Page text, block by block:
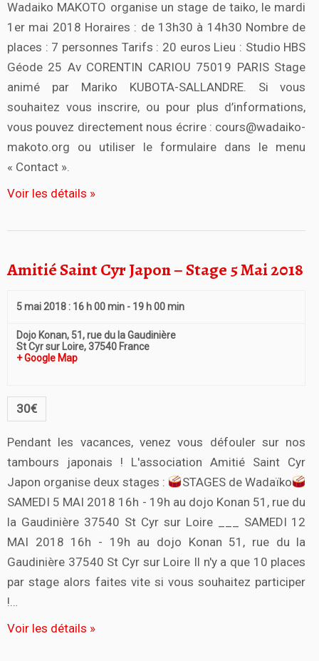
Wadaiko MAKOTO organise un stage de taiko, le mardi
1er mai 2018 Horaires : de 13h30 à 14h30 Nombre de
places : 7 personnes Tarifs : 20 euros Lieu : Studio HBS
Géode 25 Av CORENTIN CARIOU 75019 PARIS Stage
animé par Mariko KUBOTA-SALLANDRE. Si vous
souhaitez vous inscrire, ou pour plus d’informations,
vous pouvez directement nous écrire : cours@wadaiko-
makoto.org ou utiliser le formulaire dans le menu
« Contact ».
Voir les détails »
Amitié Saint Cyr Japon – Stage 5 Mai 2018
5 mai 2018 : 16 h 00 min - 19 h 00 min
Dojo Konan, 51, rue du la Gaudinière
St Cyr sur Loire,37540 France
+ Google Map
30€
Pendant les vacances, venez vous défouler sur nos
tambours japonais ! L'association Amitié Saint Cyr
Japon organise deux stages :
STAGES de Wadaïko
SAMEDI 5 MAI 2018 16h - 19h au dojo Konan 51, rue du
la Gaudinière 37540 St Cyr sur Loire ___ SAMEDI 12
MAI 2018 16h - 19h au dojo Konan 51, rue du la
Gaudinière 37540 St Cyr sur Loire Il n'y a que 10 places
par stage alors faites vite si vous souhaitez participer
!…
Voir les détails »